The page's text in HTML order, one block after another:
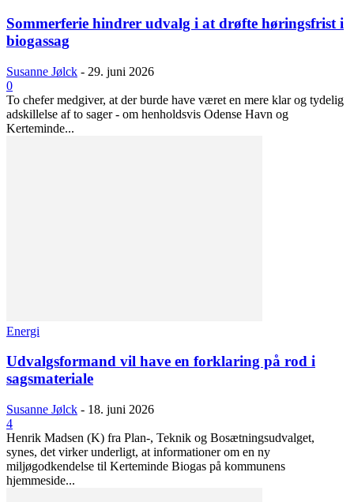
Sommerferie hindrer udvalg i at drøfte høringsfrist i
biogassag
Susanne Jølck - 29. juni 2026
0
To chefer medgiver, at der burde have været en mere klar og tydelig
adskillelse af to sager - om henholdsvis Odense Havn og
Kerteminde...
Energi
Udvalgsformand vil have en forklaring på rod i
sagsmateriale
Susanne Jølck - 18. juni 2026
4
Henrik Madsen (K) fra Plan-, Teknik og Bosætningsudvalget,
synes, det virker underligt, at informationer om en ny
miljøgodkendelse til Kerteminde Biogas på kommunens
hjemmeside...